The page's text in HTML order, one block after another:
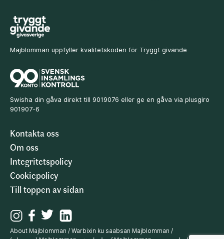
Majblomman uppfyller kvalitetskoden för Tryggt givande
Swisha din gåva direkt till 9019076 eller ge en gåva via plusgiro
901907-6
Kontakta oss
Om oss
Integritetspolicy
Cookiepolicy
Till toppen av sidan
About Majblomman / Warbixin ku saabsan Majblomman /